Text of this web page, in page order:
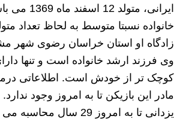
ایرانی، متولد
خانواده نسبتا متوسط به لحاظ تعداد
زادگاه او استان خراسان رضوی شهر
وی فرزند ارشد خانواده است و تنها
کوچک تر از خودش است. اطلاعاتی
مادر این بازیکن تا به امروز وجود
یزدانی تا به امروز 29 سال محاسبه می شود.